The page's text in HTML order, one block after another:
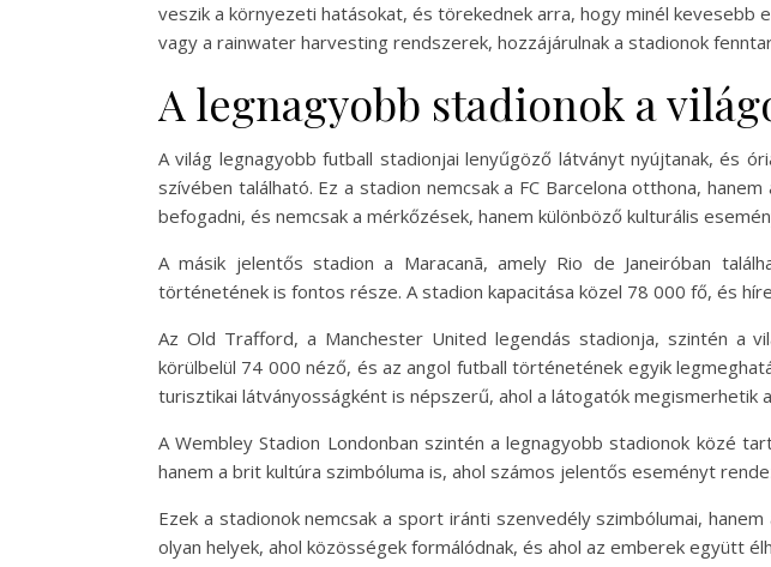
veszik a környezeti hatásokat, és törekednek arra, hogy minél kevesebb
vagy a rainwater harvesting rendszerek, hozzájárulnak a stadionok
A legnagyobb stadionok a
A világ legnagyobb futball stadionjai lenyűgöző látványt nyújtanak, és
szívében található. Ez a stadion nemcsak a FC Barcelona otthona,
befogadni, és nemcsak a mérkőzések, hanem különböző kulturális
A másik jelentős stadion a Maracanã, amely Rio de Janeiróban
történetének is fontos része. A stadion kapacitása közel 78 000 fő, és
Az Old Trafford, a Manchester United legendás stadionja, szintén a
körülbelül 74 000 néző, és az angol futball történetének egyik
turisztikai látványosságként is népszerű, ahol a látogatók megismerhetik
A Wembley Stadion Londonban szintén a legnagyobb stadionok közé
hanem a brit kultúra szimbóluma is, ahol számos jelentős eseményt
Ezek a stadionok nemcsak a sport iránti szenvedély szimbólumai,
olyan helyek, ahol közösségek formálódnak, és ahol az emberek együtt